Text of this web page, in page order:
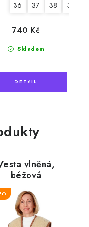
36 37 38 39
Skladem
740 Kč
vlněná,
béžová